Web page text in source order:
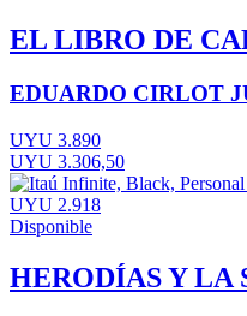
EL LIBRO DE
EDUARDO CIRLOT
UYU 3.890
UYU 3.306,50
UYU 2.918
Disponible
HERODÍAS Y LA